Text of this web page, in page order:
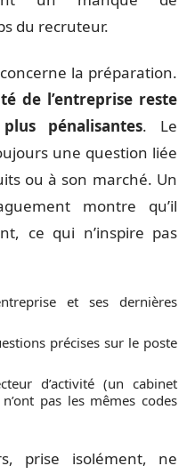
du recruteur.
la préparation.
de l’entreprise reste
pénalisantes. Le
une question liée
ou à son marché. Un
montre qu’il
ce qui n’inspire pas
et ses dernières
précises sur le poste
d’activité (un cabinet
pas les mêmes codes
prise isolément, ne